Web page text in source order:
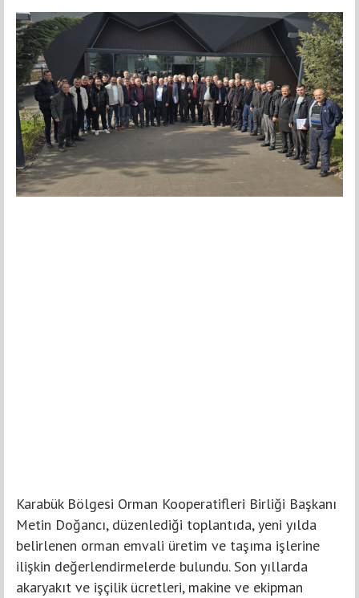
Karabük Bölgesi Orman Kooperatifleri Birliği Başkanı
Metin Doğancı, düzenlediği toplantıda, yeni yılda
belirlenen orman emvali üretim ve taşıma işlerine
ilişkin değerlendirmelerde bulundu. Son yıllarda
akaryakıt ve işçilik ücretleri, makine ve ekipman